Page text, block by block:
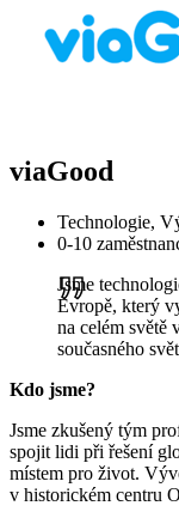
viaGood
Technologie,
0-10
Jsme
Evropě, který
na celém světě
současného
Kdo jsme?
Jsme zkušený tým
spojit lidi při řešení
místem pro život.
v historickém centru